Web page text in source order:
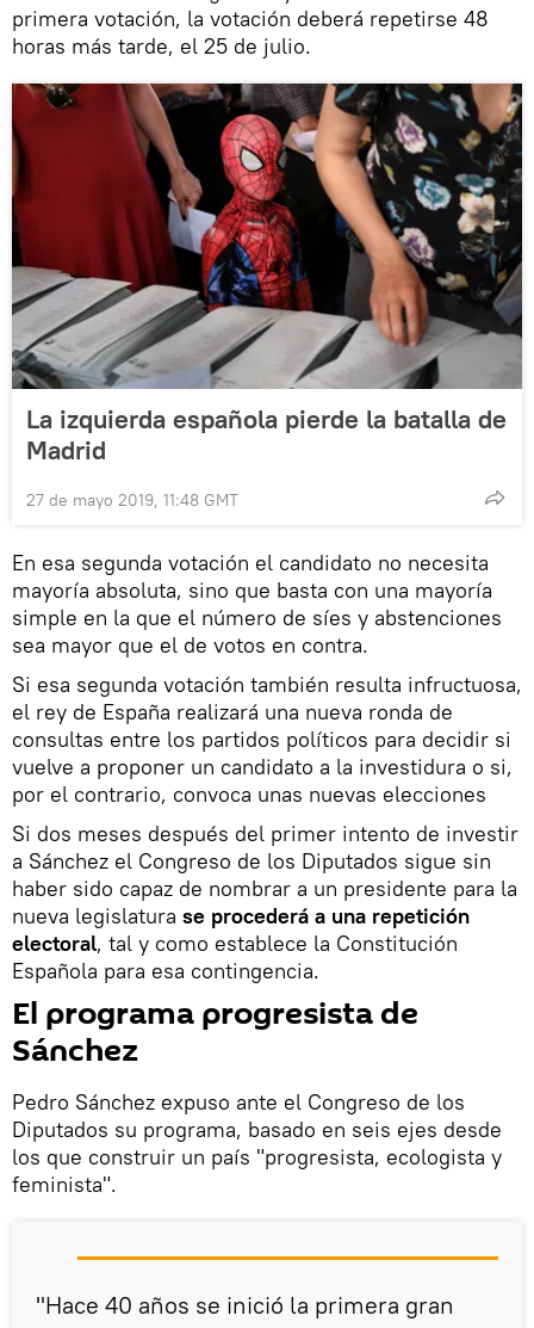
primera votación, la votación deberá repetirse 48
horas más tarde, el 25 de julio.
La izquierda española pierde la batalla de
Madrid
27 de mayo 2019, 11:48 GMT
En esa segunda votación el candidato no necesita
mayoría absoluta, sino que basta con una mayoría
simple en la que el número de síes y abstenciones
sea mayor que el de votos en contra.
Si esa segunda votación también resulta infructuosa,
el rey de España realizará una nueva ronda de
consultas entre los partidos políticos para decidir si
vuelve a proponer un candidato a la investidura o si,
por el contrario, convoca unas nuevas elecciones
Si dos meses después del primer intento de investir
a Sánchez el Congreso de los Diputados sigue sin
haber sido capaz de nombrar a un presidente para la
nueva legislatura se procederá a una repetición
electoral, tal y como establece la Constitución
Española para esa contingencia.
El programa progresista de
Sánchez
Pedro Sánchez expuso ante el Congreso de los
Diputados su programa, basado en seis ejes desde
los que construir un país "progresista, ecologista y
feminista".
"Hace 40 años se inició la primera gran